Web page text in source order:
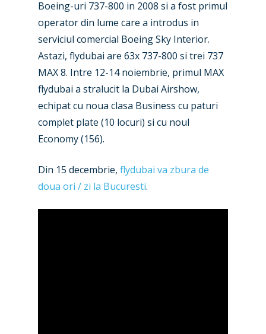
Boeing-uri 737-800 in 2008 si a fost primul
operator din lume care a introdus in
serviciul comercial Boeing Sky Interior.
Astazi, flydubai are 63x 737-800 si trei 737
MAX 8. Intre 12-14 noiembrie, primul MAX
flydubai a stralucit la Dubai Airshow,
echipat cu noua clasa Business cu paturi
complet plate (10 locuri) si cu noul
Economy (156).
Din 15 decembrie, flydubai va zbura de
doua ori / zi la Bucuresti.
Industry